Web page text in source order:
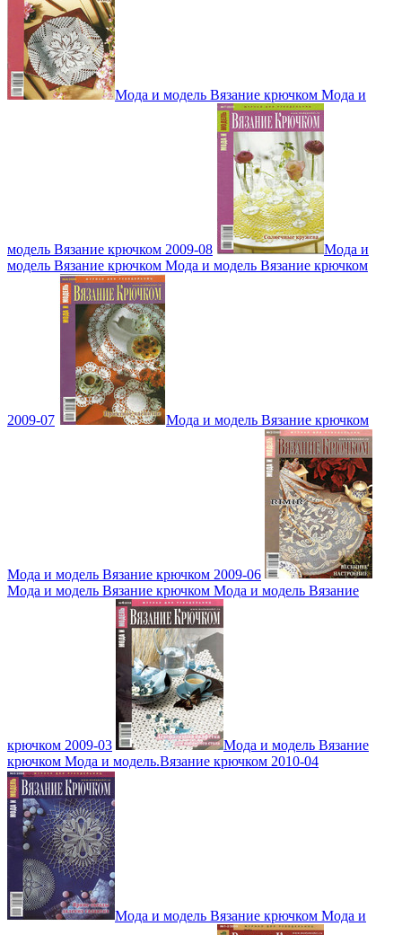
Мода и модель Вязание крючком Мода и
модель Вязание крючком 2009-08
Мода и
модель Вязание крючком Мода и модель Вязание крючком
2009-07 Мода и модель Вязание крючком
Мода и модель Вязание крючком 2009-06
Мода и модель Вязание крючком Мода и модель Вязание
крючком 2009-03
Мода и модель Вязание
крючком Мода и модель.Вязание крючком 2010-04
Мода и модель Вязание крючком Мода и